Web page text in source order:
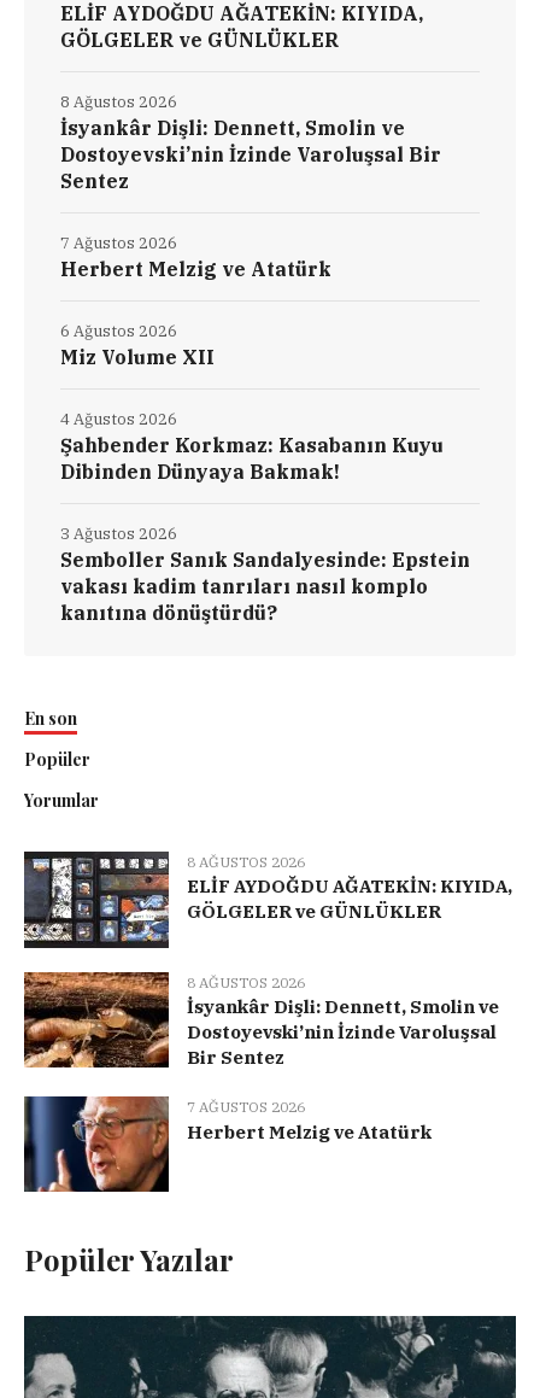
ELİF AYDOĞDU AĞATEKİN: KIYIDA,
GÖLGELER ve GÜNLÜKLER
İsyankâr Dişli: Dennett, Smolin ve
Dostoyevski’nin İzinde Varoluşsal Bir
Sentez
8 Ağustos 2026
Herbert Melzig ve Atatürk
7 Ağustos 2026
Miz Volume XII
6 Ağustos 2026
Şahbender Korkmaz: Kasabanın Kuyu
Dibinden Dünyaya Bakmak!
4 Ağustos 2026
Semboller Sanık Sandalyesinde: Epstein
vakası kadim tanrıları nasıl komplo
kanıtına dönüştürdü?
3 Ağustos 2026
En son
Popüler
Yorumlar
8 AĞUSTOS 2026
ELİF AYDOĞDU AĞATEKİN: KIYIDA,
GÖLGELER ve GÜNLÜKLER
8 AĞUSTOS 2026
İsyankâr Dişli: Dennett, Smolin ve
Dostoyevski’nin İzinde Varoluşsal
Bir Sentez
7 AĞUSTOS 2026
Herbert Melzig ve Atatürk
Popüler Yazılar